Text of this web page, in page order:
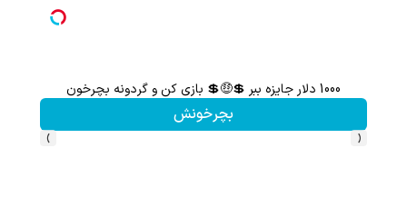
1000 دلار جایزه ببر 💲🤑💲 بازی کن و گردونه بچرخون
بچرخونش
‹
›